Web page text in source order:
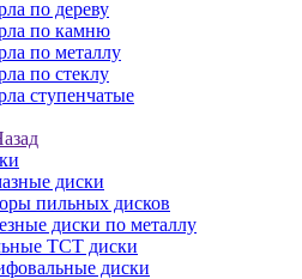
по дереву
по камню
по металлу
по стеклу
ступенчатые
диски
пильных дисков
диски по металлу
TCT диски
диски